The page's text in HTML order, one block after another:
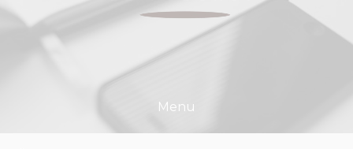
Menu